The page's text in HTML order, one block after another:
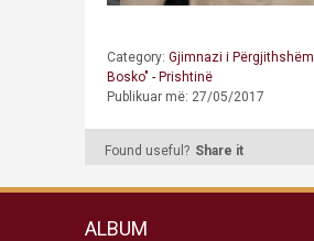
Category: Gjimnazi i Përgjithshëm
Bosko" - Prishtinë
Publikuar më: 27/05/2017
Found useful? Share it
ALBUM